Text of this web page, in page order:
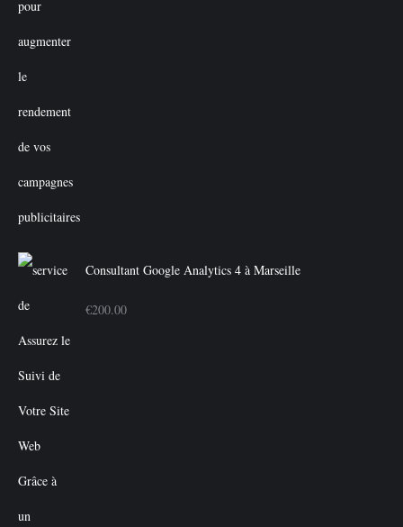
Consultant Google Analytics 4 à Marseille
€200.00